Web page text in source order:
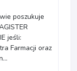
poszukuje
jeśli:
Farmacji oraz